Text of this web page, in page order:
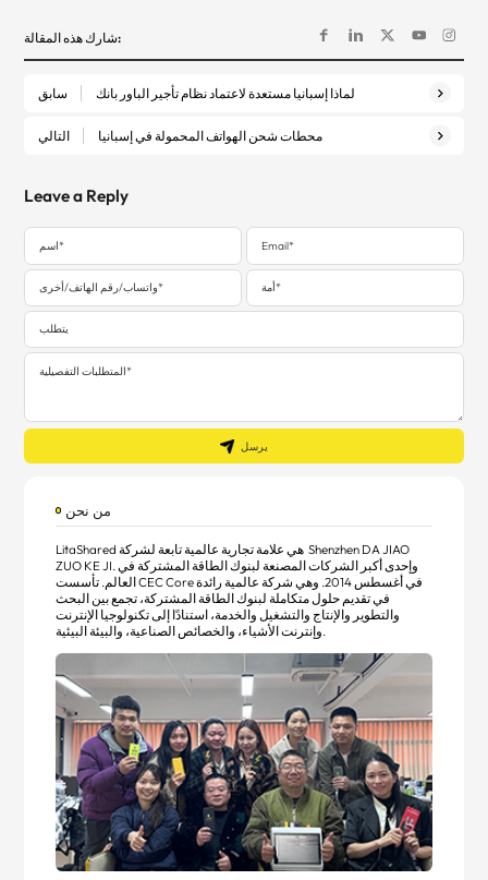
شارك هذه المقالة:
سابق لماذا إسبانيا مستعدة لاعتماد نظام تأجير الباور بانك
التالي محطات شحن الهواتف المحمولة في إسبانيا
Leave a Reply
يرسل
من نحن
LitaShared هي علامة تجارية عالمية تابعة لشركة Shenzhen DA JIAO
ZUO KE JI.وإحدى أكبر الشركات المصنعة لبنوك الطاقة المشتركة في
العالم. تأسست CEC Core في أغسطس 2014. وهي شركة عالمية رائدة
في تقديم حلول متكاملة لبنوك الطاقة المشتركة، تجمع بين البحث
والتطوير والإنتاج والتشغيل والخدمة، استنادًا إلى تكنولوجيا الإنترنت
وإنترنت الأشياء، والخصائص الصناعية، والبيئة البيئية.